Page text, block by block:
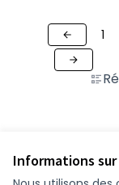
Informations
1